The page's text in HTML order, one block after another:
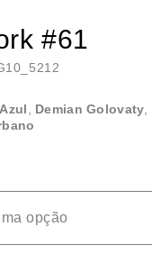
#61
Azul Demian Golovaty